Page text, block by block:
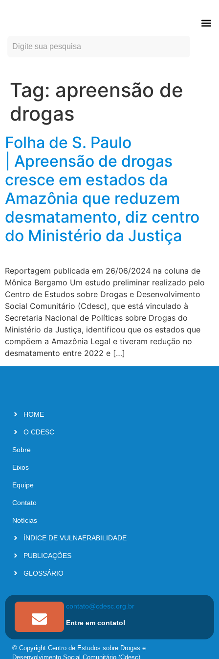
Tag: apreensão de
drogas
Folha de S. Paulo
| Apreensão de drogas
cresce em estados da
Amazônia que reduzem
desmatamento, diz centro
do Ministério da Justiça
Reportagem publicada em 26/06/2024 na coluna de
Mônica Bergamo Um estudo preliminar realizado pelo
Centro de Estudos sobre Drogas e Desenvolvimento
Social Comunitário (Cdesc), que está vinculado à
Secretaria Nacional de Políticas sobre Drogas do
Ministério da Justiça, identificou que os estados que
compõem a Amazônia Legal e tiveram redução no
desmatamento entre 2022 e […]
HOME
O CDESC
Sobre
Eixos
Equipe
Contato
Notícias
ÍNDICE DE VULNAERABILIDADE
PUBLICAÇÕES
GLOSSÁRIO
contato@cdesc.org.br
Entre em contato!
© Copyright Centro de Estudos sobre Drogas e
Desenvolvimento Social Comunitário (Cdesc)